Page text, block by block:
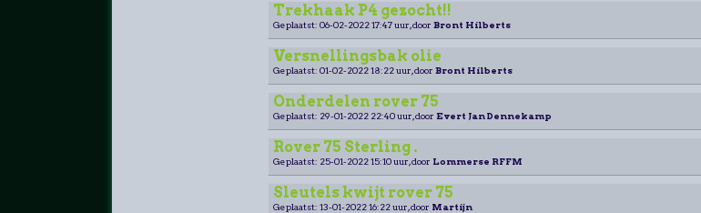
Trekhaak P4 gezocht!!
Geplaatst: 06-02-2022 17:47 uur, door Bront Hilberts
Versnellingsbak olie
Geplaatst: 01-02-2022 18:22 uur, door Bront Hilberts
Onderdelen rover 75
Geplaatst: 29-01-2022 22:40 uur, door Evert Jan Dennekamp
Rover 75 Sterling .
Geplaatst: 25-01-2022 15:10 uur, door Lommerse RFFM
Sleutels kwijt rover 75
Geplaatst: 13-01-2022 16:22 uur, door Martijn